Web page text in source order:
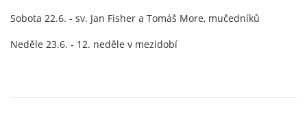
Sobota 22.6. - sv. Jan Fisher a Tomáš More, mučedníků
Neděle 23.6. - 12. neděle v mezidobí